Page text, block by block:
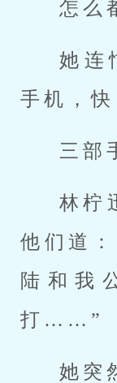
怎么
她连
手机，
三部
林柠
他们道
陆和我
打……”
她突